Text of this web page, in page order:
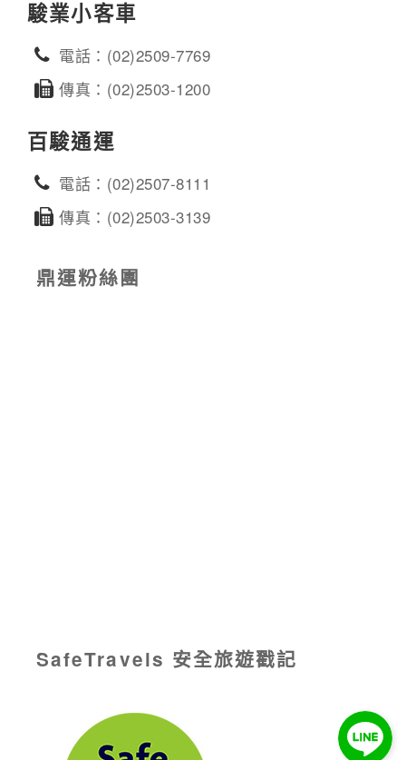
駿業小客車
電話：(02)2509-7769
傳真：(02)2503-1200
百駿通運
電話：(02)2507-8111
傳真：(02)2503-3139
鼎運粉絲團
SafeTravels 安全旅遊戳記